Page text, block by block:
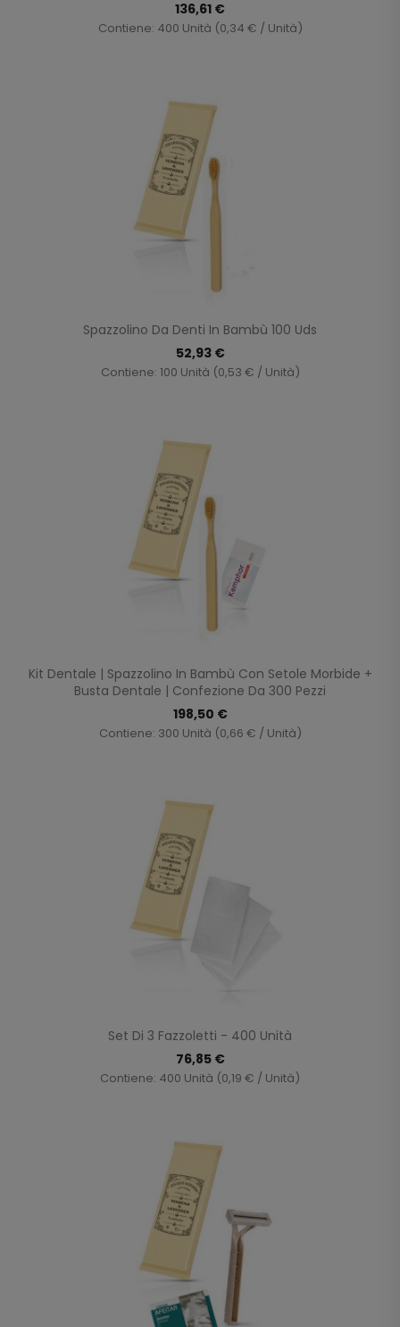
136,61 €
Contiene: 400 Unità (0,34 € / Unità)
Spazzolino Da Denti In Bambù 100 Uds
52,93 €
Contiene: 100 Unità (0,53 € / Unità)
Kit Dentale | Spazzolino In Bambù Con Setole Morbide +
Busta Dentale | Confezione Da 300 Pezzi
198,50 €
Contiene: 300 Unità (0,66 € / Unità)
Set Di 3 Fazzoletti - 400 Unità
76,85 €
Contiene: 400 Unità (0,19 € / Unità)